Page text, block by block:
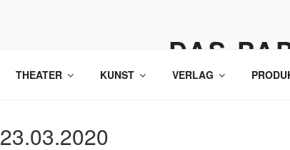
DAS
THEATER KUNST VERLAG
23.03.2020